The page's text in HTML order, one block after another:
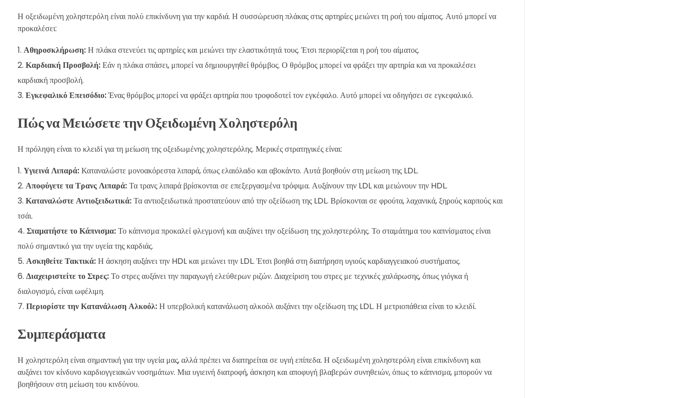
Η οξειδωμένη χοληστερόλη είναι πολύ επικίνδυνη για την καρδιά. Η συσσώρευση πλάκας στις αρτηρίες μειώνει τη ροή του αίματος. Αυτό μπορεί να
προκαλέσει:
Αθηροσκλήρωση:Η πλάκα στενεύει τις αρτηρίες και μειώνει την ελαστικότητά τους. Έτσι περιορίζεται η ροή του αίματος.
Καρδιακή Προσβολή:Εάν η πλάκα σπάσει, μπορεί να δημιουργηθεί θρόμβος. Ο θρόμβος μπορεί να φράξει την αρτηρία και να προκαλέσει
καρδιακή προσβολή.
Εγκεφαλικό Επεισόδιο:Ένας θρόμβος μπορεί να φράξει αρτηρία που τροφοδοτεί τον εγκέφαλο. Αυτό μπορεί να οδηγήσει σε εγκεφαλικό.
Πώς να Μειώσετε την Οξειδωμένη Χοληστερόλη
Η πρόληψη είναι το κλειδί για τη μείωση της οξειδωμένης χοληστερόλης. Μερικές στρατηγικές είναι:
Υγιεινά Λιπαρά:Καταναλώστε μονοακόρεστα λιπαρά, όπως ελαιόλαδο και αβοκάντο. Αυτά βοηθούν στη μείωση της LDL.
Αποφύγετε τα Τρανς Λιπαρά:Τα τρανς λιπαρά βρίσκονται σε επεξεργασμένα τρόφιμα. Αυξάνουν την LDL και μειώνουν την HDL.
Καταναλώστε Αντιοξειδωτικά:Τα αντιοξειδωτικά προστατεύουν από την οξείδωση της LDL. Βρίσκονται σε φρούτα, λαχανικά, ξηρούς καρπούς και
τσάι.
Σταματήστε το Κάπνισμα:Το κάπνισμα προκαλεί φλεγμονή και αυξάνει την οξείδωση της χοληστερόλης. Το σταμάτημα του καπνίσματος είναι
πολύ σημαντικό για την υγεία της καρδιάς.
Ασκηθείτε Τακτικά:Η άσκηση αυξάνει την HDL και μειώνει την LDL. Έτσι βοηθά στη διατήρηση υγιούς καρδιαγγειακού συστήματος.
Διαχειριστείτε το Στρες:Το στρες αυξάνει την παραγωγή ελεύθερων ριζών. Διαχείριση του στρες με τεχνικές χαλάρωσης, όπως γιόγκα ή
διαλογισμό, είναι ωφέλιμη.
Περιορίστε την Κατανάλωση Αλκοόλ:Η υπερβολική κατανάλωση αλκοόλ αυξάνει την οξείδωση της LDL. Η μετριοπάθεια είναι το κλειδί.
Συμπεράσματα
Η χοληστερόλη είναι σημαντική για την υγεία μας, αλλά πρέπει να διατηρείται σε υγιή επίπεδα. Η οξειδωμένη χοληστερόλη είναι επικίνδυνη και
αυξάνει τον κίνδυνο καρδιογγειακών νοσημάτων. Μια υγιεινή διατροφή, άσκηση και αποφυγή βλαβερών συνηθειών, όπως το κάπνισμα, μπορούν να
βοηθήσουν στη μείωση του κινδύνου.